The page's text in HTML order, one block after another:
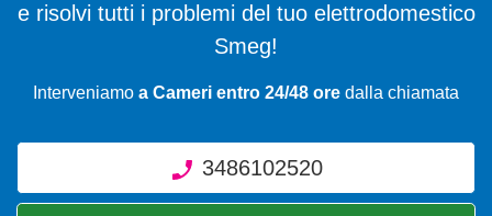
e risolvi tutti i problemi del tuo elettrodomestico
Smeg!
Interveniamo a Cameri entro 24/48 ore dalla chiamata
3486102520